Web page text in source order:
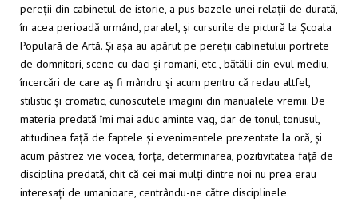
pereții din cabinetul de istorie, a pus bazele unei relații de durată,
în acea perioadă urmând, paralel, și cursurile de pictură la Școala
Populară de Artă. Și așa au apărut pe pereții cabinetului portrete
de domnitori, scene cu daci și romani, etc., bătălii din evul mediu,
încercări de care aș fi mândru și acum pentru că redau altfel,
stilistic și cromatic, cunoscutele imagini din manualele vremii. De
materia predată îmi mai aduc aminte vag, dar de tonul, tonusul,
atitudinea față de faptele și evenimentele prezentate la oră, și
acum păstrez vie vocea, forța, determinarea, pozitivitatea față de
disciplina predată, chit că cei mai mulți dintre noi nu prea erau
interesați de umanioare, centrându-ne către disciplinele